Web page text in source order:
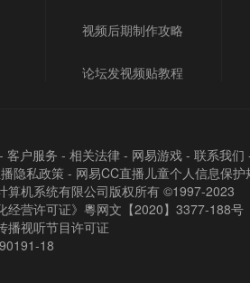
视频后期制作攻略
论坛发视频贴教程
- 客户服务 - 相关法律 - 网易游戏 - 联系我们
隐私政策 - 网易CC直播儿童个人信息保
算机系统有限公司版权所有 ©1997-2023
经营许可证》粵网文【2020】3377-188号
播视听节目许可证
18